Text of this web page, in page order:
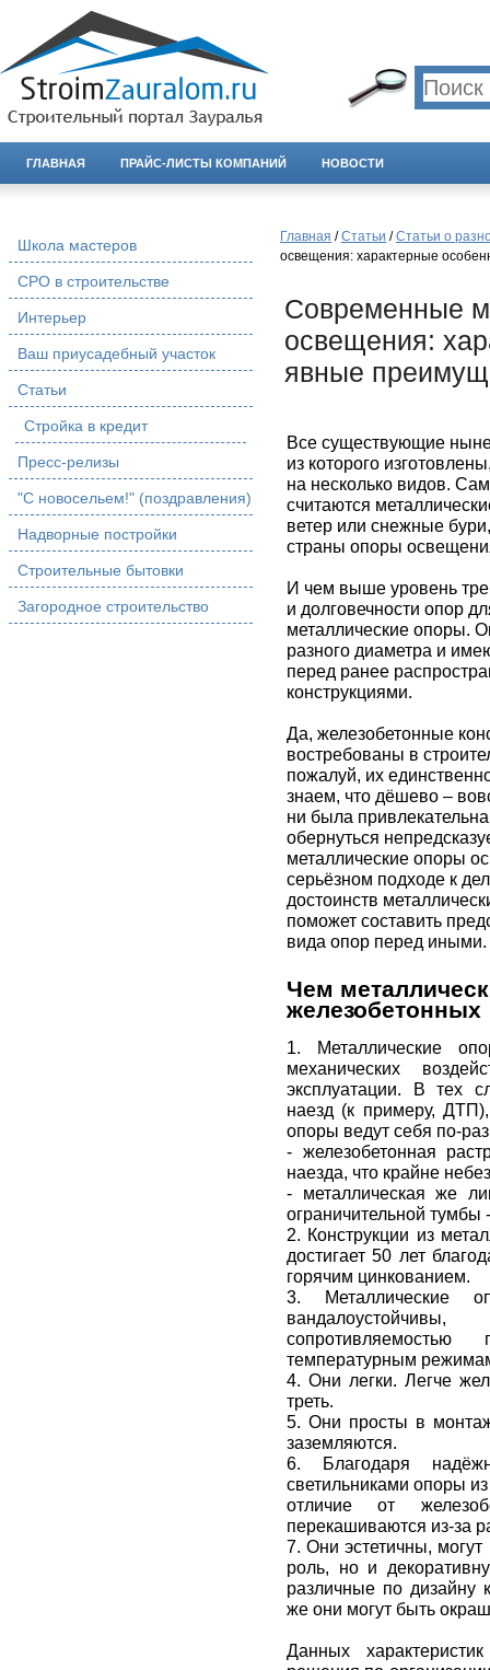
ГЛАВНАЯ ПРАЙС-ЛИСТЫ КОМПАНИЙ НОВОСТИ
Школа мастеров
СРО в строительстве
Интерьер
Ваш приусадебный участок
Статьи
Стройка в кредит
Пресс-релизы
"С новосельем!" (поздравления)
Надворные постройки
Строительные бытовки
Загородное строительство
Главная /Статьи /Статьи о
освещения: характерные
Современные
освещения:
явные
Все существующие
из которого
на несколько видов.
считаются
ветер или снежные
страны опоры
И чем выше уровень
и долговечности опор
металлические опоры.
разного диаметра и
перед ранее
конструкциями.
Да, железобетонные
востребованы в
пожалуй, их
знаем, что дёшево –
ни была
обернуться
металлические опоры
серьёзном подходе к
достоинств
поможет составить
вида опор перед иными.
Чем
железобетонных
1. Металлические
механических
эксплуатации. В тех
наезд (к примеру,
опоры ведут себя по-
- железобетонная
наезда, что крайне
- металлическая же
ограничительной тумбы
2. Конструкции из
достигает 50 лет
горячим цинкованием.
3. Металлические
температурным
4. Они легки. Легче
треть.
5. Они просты в
заземляются.
6. Благодаря
светильниками опоры
отличие от
перекашиваются из-за
7. Они эстетичны,
роль, но и
различные по дизайну
же они могут быть
Данных